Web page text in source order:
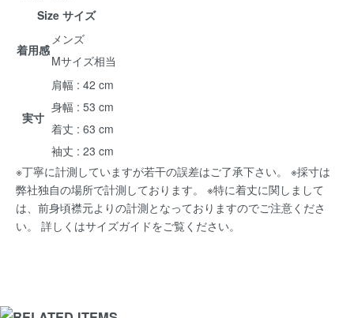
Size サイズ
着用感
メンズ
Mサイズ相当
実寸
肩幅 : 42 cm
身幅 : 53 cm
着丈 : 63 cm
袖丈 : 23 cm
※丁寧に計測していますが若干の誤差はご了承下さい。 ※採寸は
弊社独自の場所で計測しております。 ※特に着丈に関しまして
は、前身頃襟元よりの計測となっておりますのでご注意くださ
い。 詳しくはサイズガイドをご覧ください。